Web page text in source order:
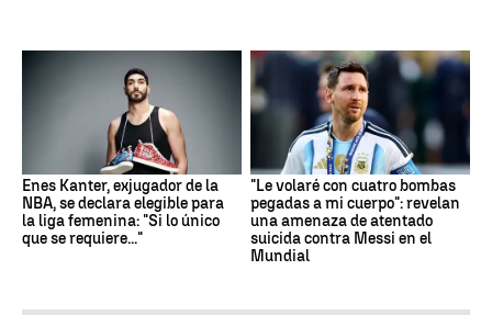
Enes Kanter, exjugador de la
NBA, se declara elegible para
la liga femenina: "Si lo único
que se requiere..."
"Le volaré con cuatro bombas
pegadas a mi cuerpo": revelan
una amenaza de atentado
suicida contra Messi en el
Mundial